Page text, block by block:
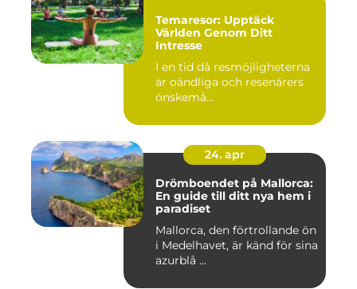
Temaresor: Upptäck
Världen Genom Ditt
Intresse
I en tid då resmöjligheterna
är oändliga och resenärers
önskemå...
24. apr
Drömboendet på Mallorca:
En guide till ditt nya hem i
paradiset
Mallorca, den förtrollande ön
i Medelhavet, är känd för sina
azurblå ...